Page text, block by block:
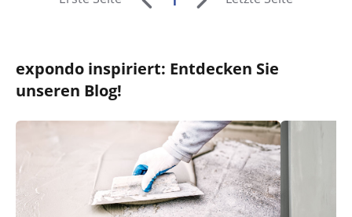
expondo inspiriert: Entdecken Sie
unseren Blog!